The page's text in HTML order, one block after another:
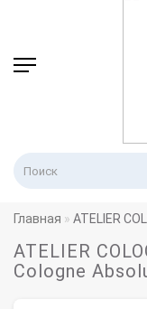
Главная ATELIER
ATELIER
Cologne